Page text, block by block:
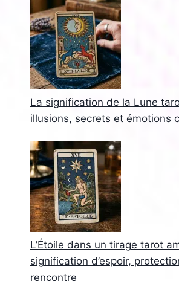
La signification de la Lune
illusions, secrets et émotions
L’Étoile dans un tirage tarot
signification d’espoir,
rencontre